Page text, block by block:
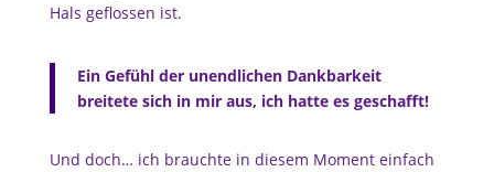
Hals geflossen ist.
Ein Gefühl der unendlichen Dankbarkeit
breitete sich in mir aus, ich hatte es geschafft!
Und doch… ich brauchte in diesem Moment einfach